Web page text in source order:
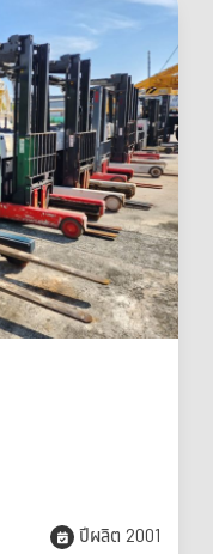
ปีผลิต 2001